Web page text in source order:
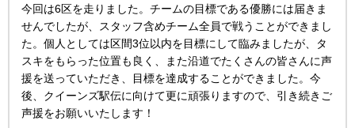
今回は6区を走りました。チームの目標である優勝には届きま
せんでしたが、スタッフ含めチーム全員で戦うことができまし
た。個人としては区間3位以内を目標にして臨みましたが、タ
スキをもらった位置も良く、また沿道でたくさんの皆さんに声
援を送っていただき、目標を達成することができました。今
後、クイーンズ駅伝に向けて更に頑張りますので、引き続きご
声援をお願いいたします！